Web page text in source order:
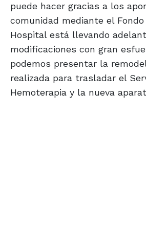
puede hacer gracias a los
comunidad mediante el
Hospital está llevando
modificaciones con gran
podemos presentar la
realizada para trasladar el
Hemoterapia y la nueva